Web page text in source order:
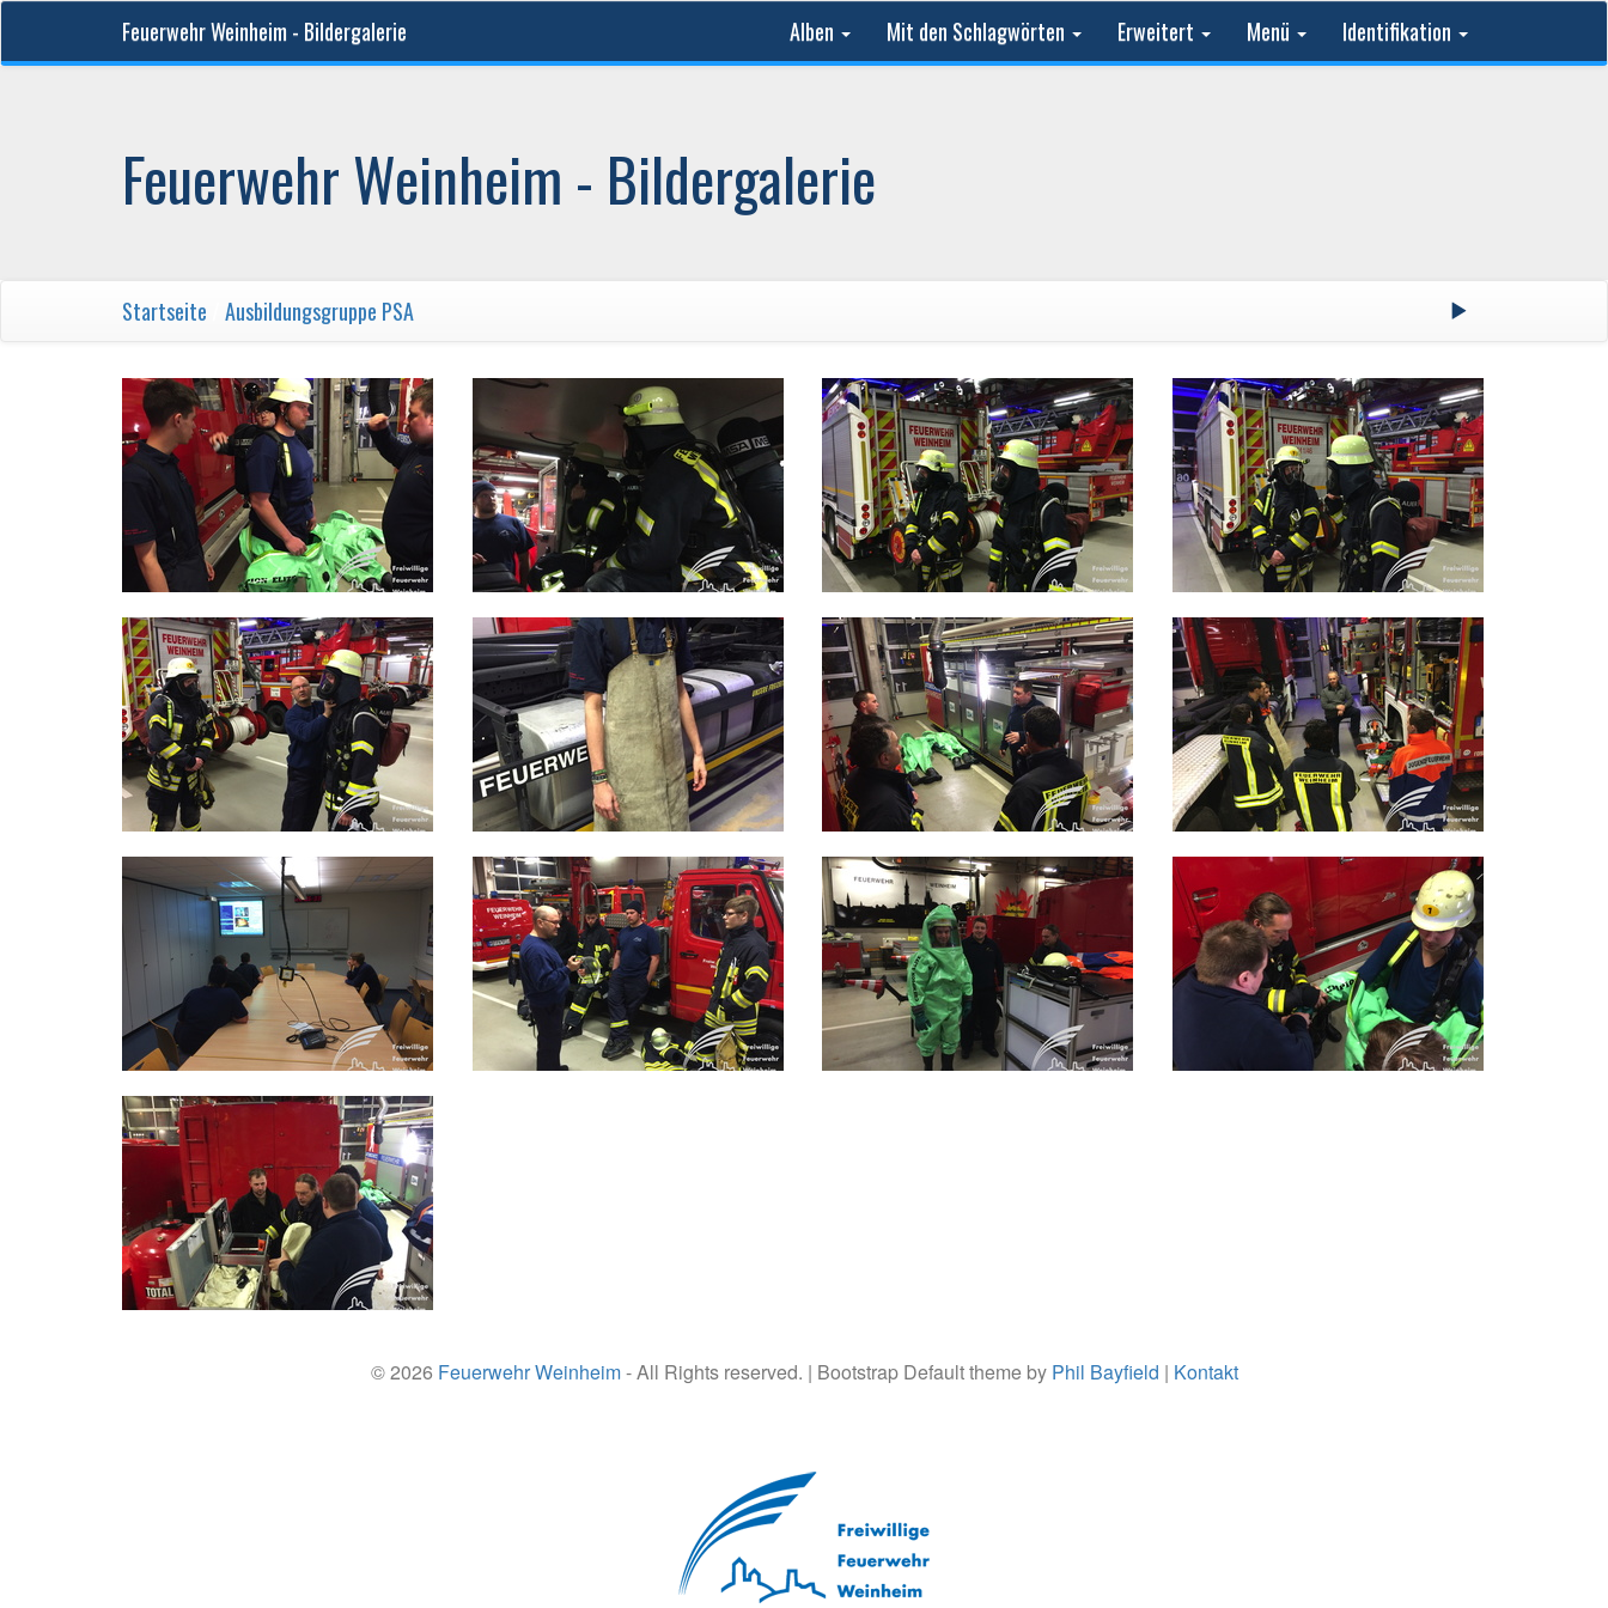
Feuerwehr Weinheim - Bildergalerie Alben Mit den Schlagwörten Erweitert Menü Identifikation
Feuerwehr Weinheim - Bildergalerie
Startseite Ausbildungsgruppe PSA
© 2026 Feuerwehr Weinheim- All Rights reserved. | Bootstrap Default theme by Phil Bayfield | Kontakt